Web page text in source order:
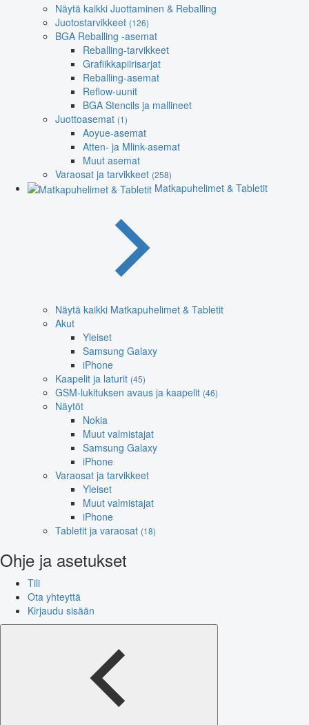
Näytä kaikki Juottaminen & Reballing
Juotostarvikkeet (126)
BGA Reballing -asemat
Reballing-tarvikkeet
Grafiikkapiirisarjat
Reballing-asemat
Reflow-uunit
BGA Stencils ja mallineet
Juottoasemat (1)
Aoyue-asemat
Atten- ja Mlink-asemat
Muut asemat
Varaosat ja tarvikkeet (258)
Matkapuhelimet & Tabletit
Näytä kaikki Matkapuhelimet & Tabletit
Akut
Yleiset
Samsung Galaxy
iPhone
Kaapelit ja laturit (45)
GSM-lukituksen avaus ja kaapelit (46)
Näytöt
Nokia
Muut valmistajat
Samsung Galaxy
iPhone
Varaosat ja tarvikkeet
Yleiset
Muut valmistajat
iPhone
Tabletit ja varaosat (18)
Ohje ja asetukset
Tili
Ota yhteyttä
Kirjaudu sisään